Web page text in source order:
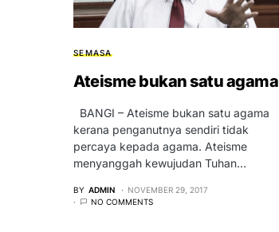
SEMASA
Ateisme bukan satu agama
BANGI – Ateisme bukan satu agama
kerana penganutnya sendiri tidak
percaya kepada agama. Ateisme
menyanggah kewujudan Tuhan…
BY ADMIN
NOVEMBER 29, 2017
NO COMMENTS